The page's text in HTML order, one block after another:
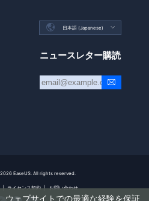
ウェブサイトでの最適な経験を保証
 日本語 (Japanese) 
ニュースレター購読
EaseUS. All rights reserved.
| ライセンス契約 | お問い合わせ